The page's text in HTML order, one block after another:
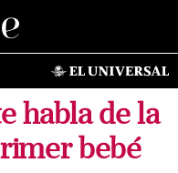
habla de la
bebé